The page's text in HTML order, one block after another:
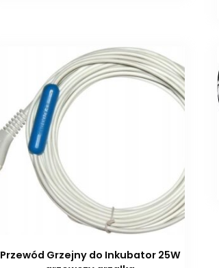
Przewód Grzejny do Inkubator 25W